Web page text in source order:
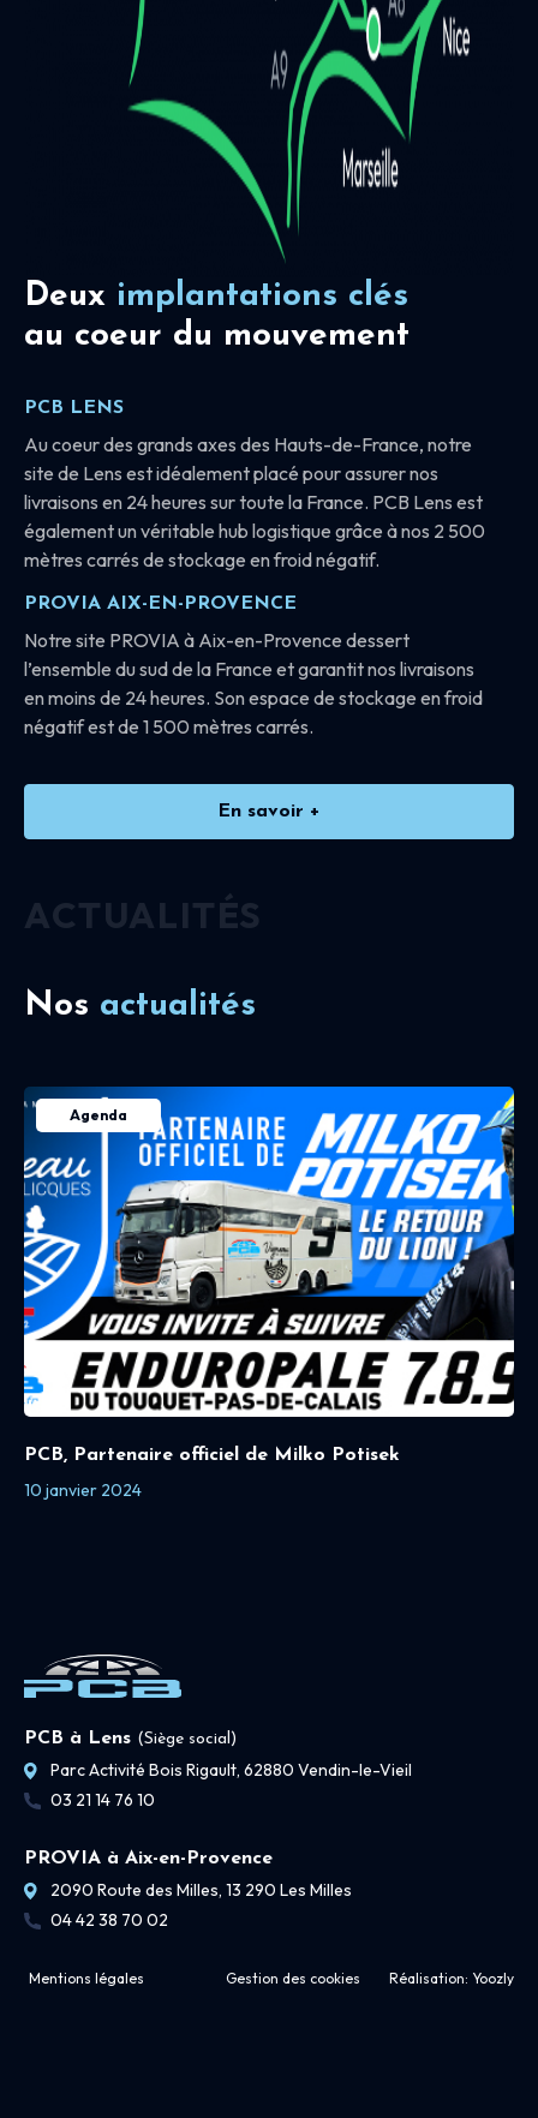
Deux implantations clés
au coeur du mouvement
PCB LENS
Au coeur des grands axes des Hauts-de-France, notre
site de Lens est idéalement placé pour assurer nos
livraisons en 24 heures sur toute la France. PCB Lens est
également un véritable hub logistique grâce à nos 2 500
mètres carrés de stockage en froid négatif.
PROVIA AIX-EN-PROVENCE
Notre site PROVIA à Aix-en-Provence dessert
l’ensemble du sud de la France et garantit nos livraisons
en moins de 24 heures. Son espace de stockage en froid
négatif est de 1 500 mètres carrés.
En savoir +
ACTUALITÉS
Nos actualités
Agenda
PCB, Partenaire officiel de Milko Potisek
10 janvier 2024
PCB à Lens (Siège social)
Parc Activité Bois Rigault, 62880 Vendin-le-Vieil
03 21 14 76 10
PROVIA à Aix-en-Provence
2090 Route des Milles, 13 290 Les Milles
04 42 38 70 02
Mentions légales Gestion des cookies Réalisation: Yoozly